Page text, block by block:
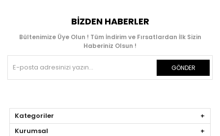
BIZDEN HABERLER
Bültenimize Üye Olun ! Tüm İndirim ve Fırsatlardan İlk Sizin
Haberiniz Olsun !
GÖNDER
Kategoriler
Kurumsal